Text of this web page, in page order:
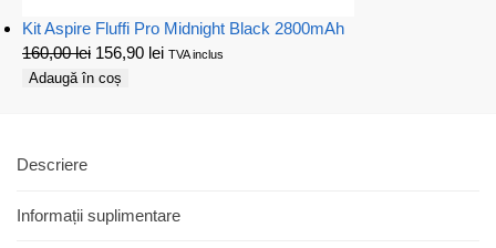
Kit Aspire Fluffi Pro Midnight Black 2800mAh
160,00lei 156,90 lei TVA inclus
Adaugă în coș
Descriere
Informații suplimentare